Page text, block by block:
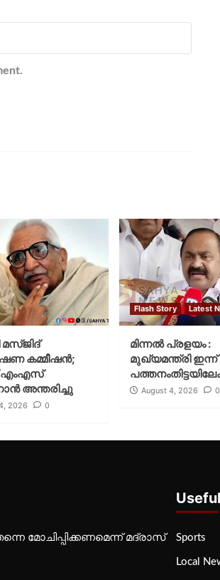
കമ്മീഷന്‍;
എംഎസ്
അന്തരിച്ചു
2026 0
Flash Story Latest
മിന്നല്‍ പ്രളയം :
മുഖ്യമന്ത്രി ഇന്ന്
August 4, 2026 0
മോചിപ്പിക്കണമെന്ന് മദ്രാസ്
Sports
Local